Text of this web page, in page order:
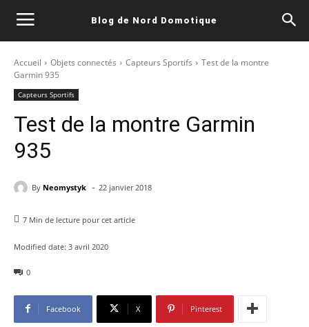
Blog de Nord Domotique
Accueil Objets connectés Capteurs Sportifs
Test de la montre
Garmin 935
Capteurs Sportifs
Test de la montre Garmin
935
By Neomystyk - 22 janvier 2018
7 Min de lecture pour cet article
Modified date: 3 avril 2020
0
Facebook X Pinterest